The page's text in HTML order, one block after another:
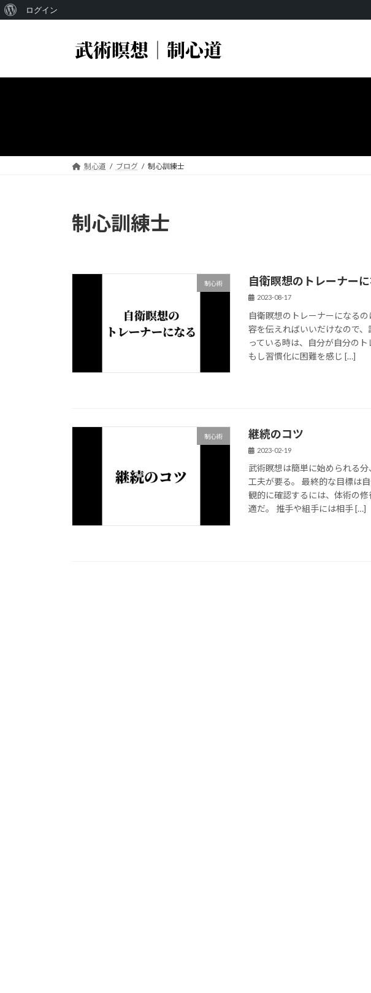
プ
動
WordPress
ログイン
制心道 ブログ 制心訓練士
制心訓練士
制心術 自衛瞑想のトレーナー
2023-08-17
自衛瞑想のトレーナーになる
容を伝えればいいだけなので
っている時は、自分が自分のト
もし習慣化に困難を感じ […]
制心術 継続のコツ
2023-02-19
武術瞑想は簡単に始められる
工夫が要る。 最終的な目標は
観的に確認するには、体術の
適だ。 推手や組手には相手 […]